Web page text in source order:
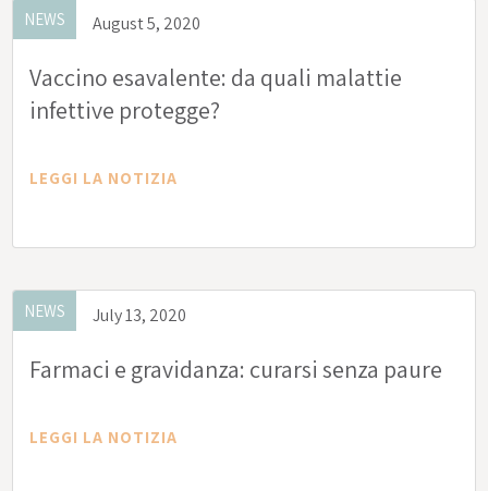
NEWS August 5, 2020
Vaccino esavalente: da quali malattie
infettive protegge?
LEGGI LA NOTIZIA
NEWS July 13, 2020
Farmaci e gravidanza: curarsi senza paure
LEGGI LA NOTIZIA